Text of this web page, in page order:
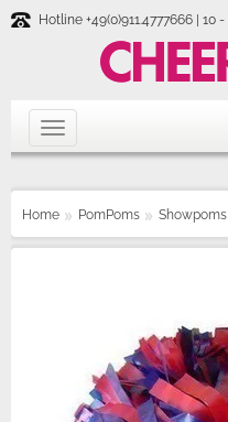
Hotline +49(0)911.4777666 | 10
Home PomPoms Showpoms